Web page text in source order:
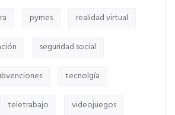
pymes realidad virtual
seguridad social
tecnolgía
teletrabajo videojuegos